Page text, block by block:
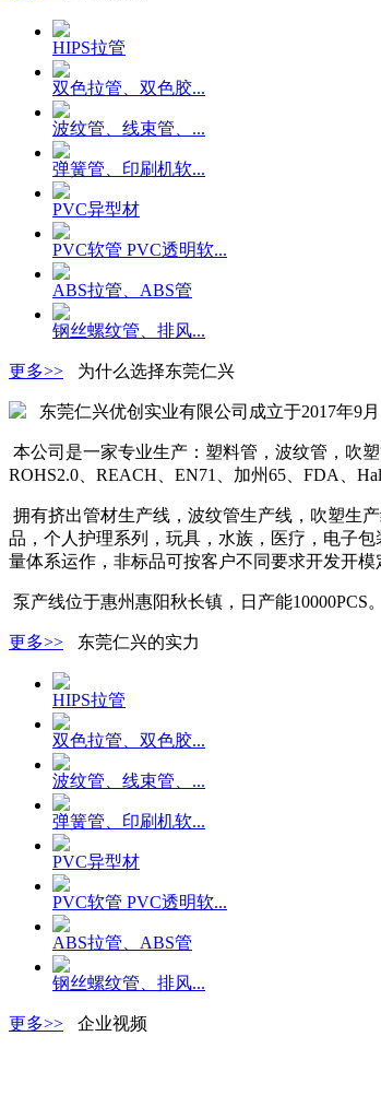
HIPS拉管
双色拉管、双色胶...
波纹管、线束管、...
弹簧管、印刷机软...
PVC异型材
PVC软管 PVC透明软...
ABS拉管、ABS管
钢丝螺纹管、排风...
更多>> 为什么选择东莞仁兴
东莞仁兴优创实业有限公司成立于2017年9
本公司是一家专业生产：塑料管，波纹管，吹
ROHS2.0
REACH EN71 、加州65 FDA
拥有挤出管材生产线，波纹管生产线，吹塑生
品，个人护理系列，玩具，水族，医疗，电子
量体系运作，非标品可按客户不同要求开发开模
泵产线位于惠州惠阳秋长镇，日产能10000PCS。
更多>> 东莞仁兴的实力
HIPS拉管
双色拉管、双色胶...
波纹管、线束管、...
弹簧管、印刷机软...
PVC异型材
PVC软管 PVC透明软...
ABS拉管、ABS管
钢丝螺纹管、排风...
更多>> 企业视频